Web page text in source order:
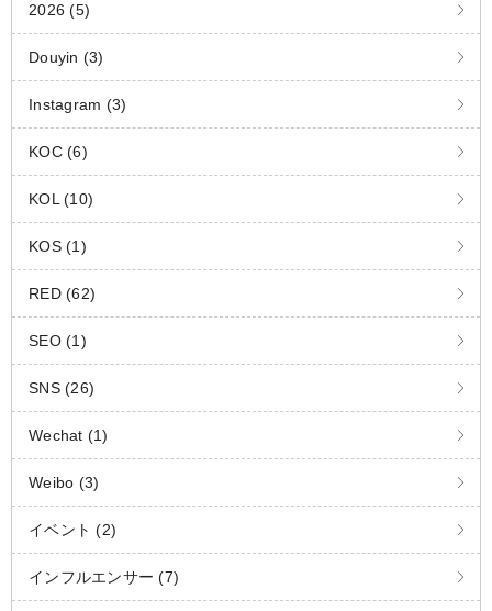
2026 (5)
Douyin (3)
Instagram (3)
KOC (6)
KOL (10)
KOS (1)
RED (62)
SEO (1)
SNS (26)
Wechat (1)
Weibo (3)
イベント (2)
インフルエンサー (7)